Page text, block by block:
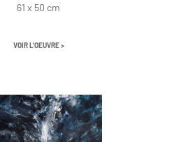
61 x 50 cm
VOIR L'OEUVRE >